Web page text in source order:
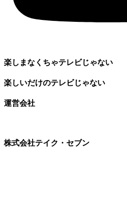
楽しまなくちゃテレビじゃない
楽しいだけのテレビじゃない
運営会社
株式会社テイク・セブン